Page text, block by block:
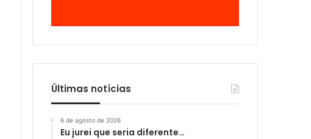
Últimas notícias
6 de agosto de 2026
Eu jurei que seria diferente…